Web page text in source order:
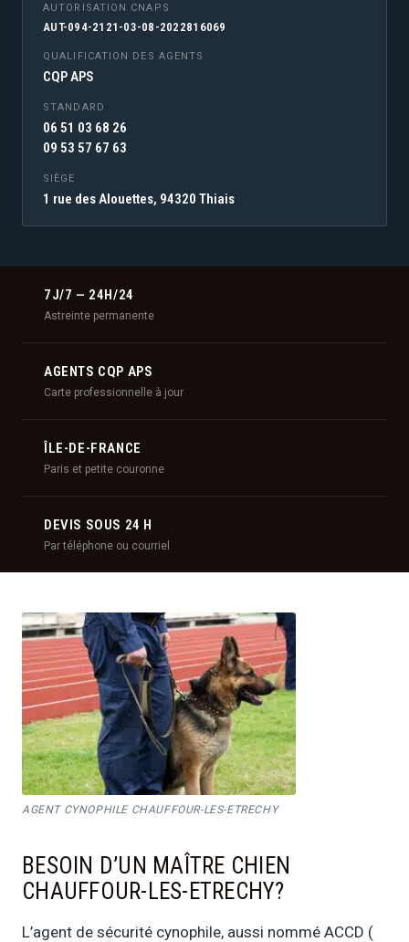
AUTORISATION CNAPS
AUT-094-2121-03-08-2022816069
QUALIFICATION DES AGENTS
CQP APS
STANDARD
06 51 03 68 26
09 53 57 67 63
SIÈGE
1 rue des Alouettes, 94320 Thiais
7J/7 — 24H/24
Astreinte permanente
AGENTS CQP APS
Carte professionnelle à jour
ÎLE-DE-FRANCE
Paris et petite couronne
DEVIS SOUS 24 H
Par téléphone ou courriel
AGENT CYNOPHILE CHAUFFOUR-LES-ETRECHY
BESOIN D’UN MAÎTRE CHIEN
CHAUFFOUR-LES-ETRECHY?
L’agent de sécurité cynophile, aussi nommé ACCD (